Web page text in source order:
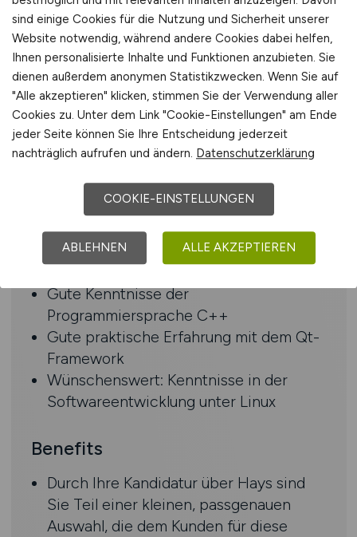
Profil
Erfolgreich abgeschlossenes
Bachelorstudium der Informatik oder
eine vergleichbare Qualifikation
Berufserfahrung in der
Softwareentwicklung
Sehr gute Kenntnisse in
Programmierung und Softwaredesign
mit einer objektorientierten
Programmiersprache
Sehr gute fachbezogene
Gute Kenntnisse der
Programmiersprache C++
Gute praktische Erfahrung mit dem Qt-
Framework
Wünschenswert: Kenntnisse in der
Softwareentwicklung unter Linux
Benefits
Durch Ihre Kandidatur über Hays sind
Sie Teil einer kleinen, passgenauen
Auswahl, die dem Kunden für diese
sind einige Cookies für die Nutzung und Sicherheit unserer
Website notwendig, während andere Cookies dabei helfen,
Ihnen personalisierte Inhalte und Funktionen anzubieten. Sie
dienen außerdem anonymen Statistikzwecken. Wenn Sie auf
"Alle akzeptieren" klicken, stimmen Sie der Verwendung aller
Cookies zu. Unter dem Link "Cookie-Einstellungen" am Ende
jeder Seite können Sie Ihre Entscheidung jederzeit
nachträglich aufrufen und ändern. Datenschutzerklärung
COOKIE-EINSTELLUNGEN
ABLEHNEN ALLE AKZEPTIEREN